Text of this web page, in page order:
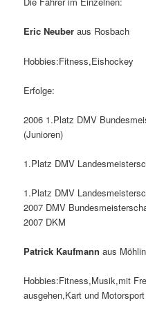
Eric Neuber aus Rosbach
Hobbies:Fitness,Eishockey
Erfolge:
2006 1.Platz DMV
(Junioren)
1.Platz DMV
1.Platz DMV
2007 DMV
2007 DKM
Patrick Kaufmann aus
Hobbies:Fitness,Musik,mit
ausgehen,Kart und Motorsport